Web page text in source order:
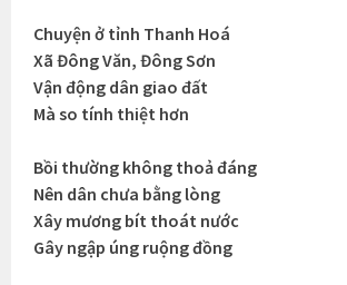
Chuyện ở tỉnh Thanh Hoá
Xã Đông Văn, Đông Sơn
Vận động dân giao đất
Mà so tính thiệt hơn
Bồi thường không thoả đáng
Nên dân chưa bằng lòng
Xây mương bít thoát nước
Gây ngập úng ruộng đồng